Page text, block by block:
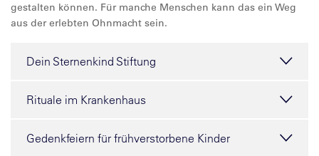
gestalten können. Für manche Menschen kann das ein Weg
aus der erlebten Ohnmacht sein.
Dein Sternenkind Stiftung
Rituale im Krankenhaus
Gedenkfeiern für frühverstorbene Kinder